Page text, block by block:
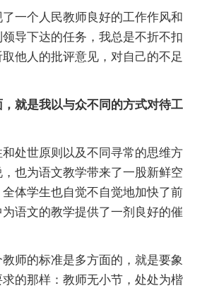
一个人民教师良好的工作作风和
导下达的任务，我总是不折不扣
他人的批评意见，对自己的不足
，就是我以与众不同的方式对待工
处世原则以及不同寻常的思维方
也为语文教学带来了一股新鲜空
体学生也自觉不自觉地加快了前
语文的教学提供了一剂良好的催
师的标准是多方面的，就是要象
的那样：教师无小节，处处为楷